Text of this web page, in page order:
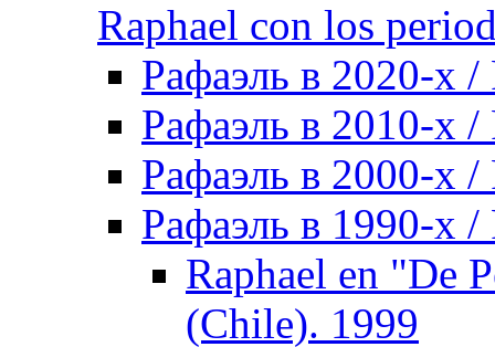
Raphael con los
Рафаэль в 2020-х /
Рафаэль в 2010-х /
Рафаэль в 2000-х /
Рафаэль в 1990-х /
Raphael en "De
(Chile). 1999